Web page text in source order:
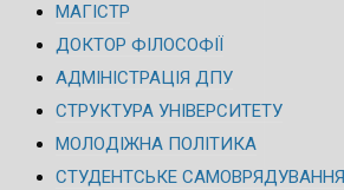
МАГІСТР
ДОКТОР ФІЛОСОФІЇ
АДМІНІСТРАЦІЯ ДПУ
СТРУКТУРА УНІВЕРСИТЕТУ
МОЛОДІЖНА ПОЛІТИКА
СТУДЕНТСЬКЕ САМОВРЯДУВАННЯ